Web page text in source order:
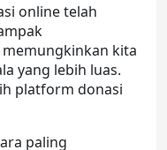
online telah
kita
yang lebih luas.
platform donasi
paling